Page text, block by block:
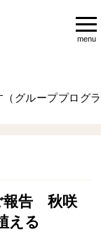
menu
グループプログラ
報告 秋咲
える